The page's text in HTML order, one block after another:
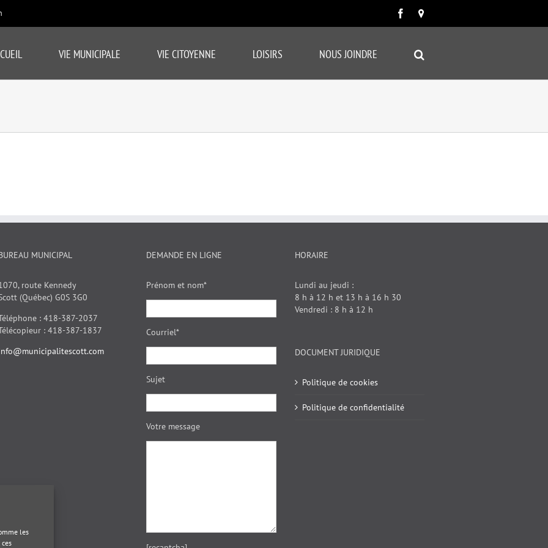
les
Facebook
Carte
VIE MUNICIPALE VIE CITOYENNE LOISIRS NOUS JOINDRE
MUNICIPAL
route Kennedy
(Québec) G0S 3G0
: 418-387-2037
: 418-387-1837
DEMANDE EN LIGNE
Prénom et nom*
Courriel*
Sujet
Votre message
HORAIRE
Lundi au jeudi :
8 h à 12 h et 13 h à 16 h 30
Vendredi : 8 h à 12 h
DOCUMENT JURIDIQUE
Politique de cookies
Politique de confidentialité